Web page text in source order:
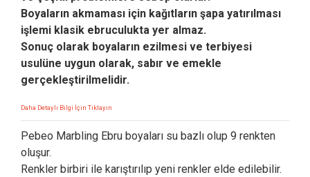
Boyaların akmaması için kağıtların şapa yatırılması
işlemi klasik ebruculukta yer almaz.
Sonuç olarak boyaların ezilmesi ve terbiyesi
usulüne uygun olarak, sabır ve emekle
gerçekleştirilmelidir.
Daha Detaylı Bilgi İçin Tıklayın
Pebeo Marbling Ebru boyaları su bazlı olup 9 renkten
oluşur.
Renkler birbiri ile karıştırılıp yeni renkler elde edilebilir.